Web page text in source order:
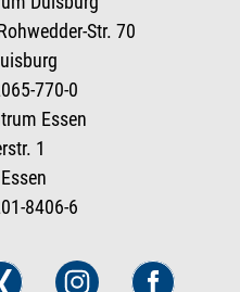
Str. 70
770-0
Essen
1
8406-6